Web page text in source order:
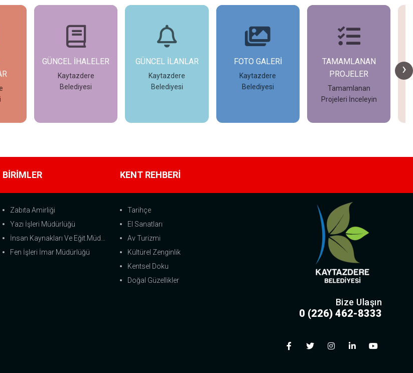
›
GÜNCEL İHALELER
Kaytazdere
Belediyesi
GÜNCEL İLANLAR
Kaytazdere
Belediyesi
FOTO GALERİ
Kaytazdere
Belediyesi
TAMAMLANAN
PROJELER
Tamamlanan
Projeleri İnceleyin
BİRİMLER
Zabıta Amirliği
Yazı İşleri Müdürlüğü
İnsan Kaynakları Ve Eğit.Müdürlüğü
Fen İşleri İmar Müdürlüğü
KENT REHBERİ
Tarihçe
El Sanatları
Av Turizmi
Kültürel Zenginlik
Kentsel Doku
Doğal Güzellikler
Bize Ulaşın
0 (226) 462-8333